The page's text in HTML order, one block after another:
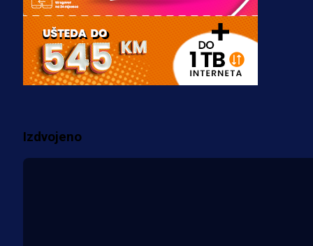
Premijer liga BiH
Misimović priveden: SIPA ga tereti
za pranje novca, pretresaju
prostorije FK Borac!
Više vijesti
Izdvojeno